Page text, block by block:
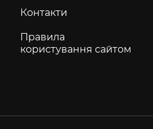
Контакти
Правила
користування сайтом